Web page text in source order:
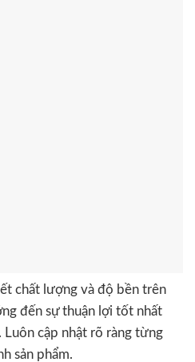
chất lượng và độ bền trên
đến sự thuận lợi tốt nhất
cập nhật rõ ràng từng
sản phẩm.